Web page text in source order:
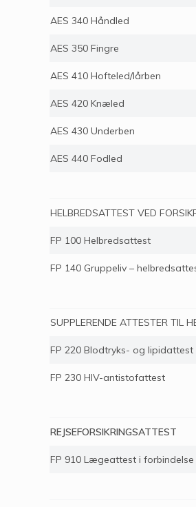
AES 340 Håndled
AES 350 Fingre
AES 410 Hofteled/lårben
AES 420 Knæled
AES 430 Underben
AES 440 Fodled
HELBREDSATTEST VED
FP 100 Helbredsattest
FP 140 Gruppeliv –
SUPPLERENDE ATTESTER TIL
FP 220 Blodtryks- og lipidattest
FP 230 HIV-antistofattest
REJSEFORSIKRINGSATTEST
FP 910 Lægeattest i